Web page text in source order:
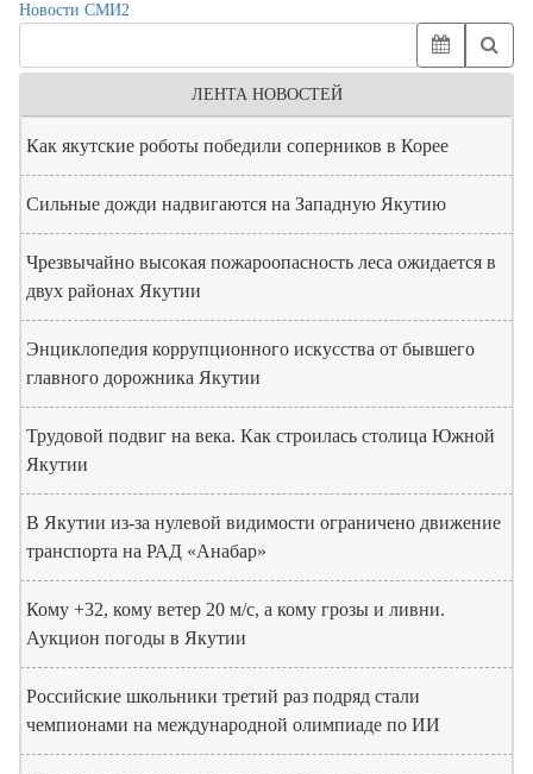
Новости СМИ2
ЛЕНТА НОВОСТЕЙ
Как якутские роботы победили соперников в Корее
Сильные дожди надвигаются на Западную Якутию
Чрезвычайно высокая пожароопасность леса ожидается в
двух районах Якутии
Энциклопедия коррупционного искусства от бывшего
главного дорожника Якутии
Трудовой подвиг на века. Как строилась столица Южной
Якутии
В Якутии из-за нулевой видимости ограничено движение
транспорта на РАД «Анабар»
Кому +32, кому ветер 20 м/с, а кому грозы и ливни.
Аукцион погоды в Якутии
Российские школьники третий раз подряд стали
чемпионами на международной олимпиаде по ИИ